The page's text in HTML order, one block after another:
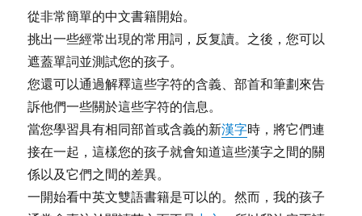
從非常簡單的中文書籍開始。
挑出一些經常出現的常用詞，反复讀。之後，您可以
遮蓋單詞並測試您的孩子。
您還可以通過解釋這些字符的含義、部首和筆劃來告
訴他們一些關於這些字符的信息。
當您學習具有相同部首或含義的新漢字時，將它們連
接在一起，這樣您的孩子就會知道這些漢字之間的關
係以及它們之間的差異。
一開始看中英文雙語書籍是可以的。然而，我的孩子